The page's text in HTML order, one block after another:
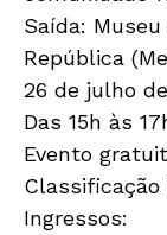
Saída:
República
26 de julho
Das 15h às
Evento
Classificação
Ingressos: